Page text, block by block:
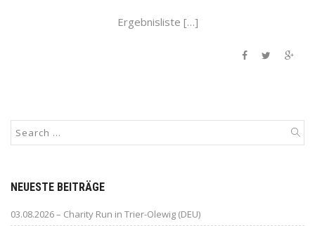
Ergebnisliste […]
NEUESTE BEITRÄGE
03.08.2026 – Charity Run in Trier-Olewig (DEU)